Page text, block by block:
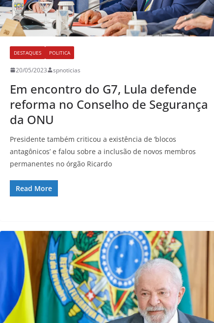
DESTAQUES POLITICA
20/05/2023 spnoticias
Em encontro do G7, Lula defende
reforma no Conselho de Segurança
da ONU
Presidente também criticou a existência de ‘blocos
antagônicos’ e falou sobre a inclusão de novos membros
permanentes no órgão Ricardo
Read More